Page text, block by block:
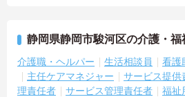
静岡県静岡市駿河区の介護・
介護職・ヘルパー 生活相談員 看護
主任ケアマネジャー
サービス提供
理責任者
サービス管理責任者 福祉